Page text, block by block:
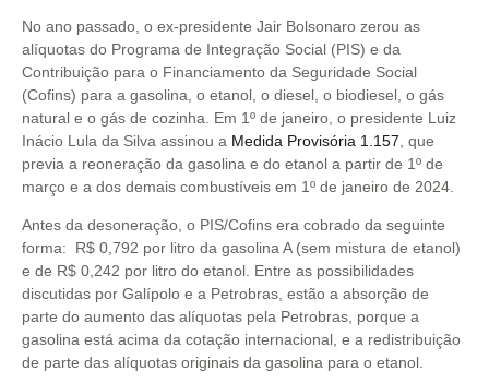
No ano passado, o ex-presidente Jair Bolsonaro zerou as
alíquotas do Programa de Integração Social (PIS) e da
Contribuição para o Financiamento da Seguridade Social
(Cofins) para a gasolina, o etanol, o diesel, o biodiesel, o gás
natural e o gás de cozinha. Em 1º de janeiro, o presidente Luiz
Inácio Lula da Silva assinou a Medida Provisória 1.157 , que
previa a reoneração da gasolina e do etanol a partir de 1º de
março e a dos demais combustíveis em 1º de janeiro de 2024.
Antes da desoneração, o PIS/Cofins era cobrado da seguinte
forma: R$ 0,792 por litro da gasolina A (sem mistura de etanol)
e de R$ 0,242 por litro do etanol. Entre as possibilidades
discutidas por Galípolo e a Petrobras, estão a absorção de
parte do aumento das alíquotas pela Petrobras, porque a
gasolina está acima da cotação internacional, e a redistribuição
de parte das alíquotas originais da gasolina para o etanol.